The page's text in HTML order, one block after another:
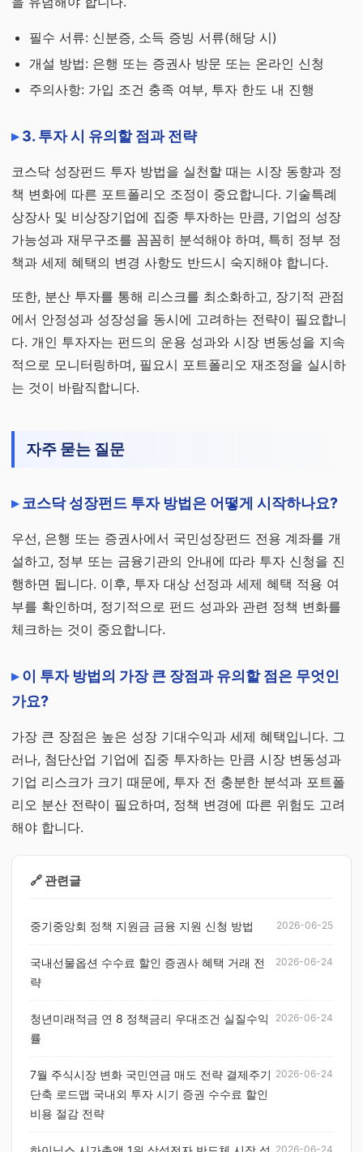
필수 서류: 신분증, 소득 증빙 서류(해당 시)
개설 방법: 은행 또는 증권사 방문 또는 온라인 신청
주의사항: 가입 조건 충족 여부, 투자 한도 내 진행
3. 투자 시 유의할 점과 전략
코스닥 성장펀드 투자 방법을 실천할 때는 시장 동향과 정
책 변화에 따른 포트폴리오 조정이 중요합니다. 기술특례
상장사 및 비상장기업에 집중 투자하는 만큼, 기업의 성장
가능성과 재무구조를 꼼꼼히 분석해야 하며, 특히 정부 정
책과 세제 혜택의 변경 사항도 반드시 숙지해야 합니다.
또한, 분산 투자를 통해 리스크를 최소화하고, 장기적 관점
에서 안정성과 성장성을 동시에 고려하는 전략이 필요합니
다. 개인 투자자는 펀드의 운용 성과와 시장 변동성을 지속
적으로 모니터링하며, 필요시 포트폴리오 재조정을 실시하
는 것이 바람직합니다.
자주 묻는 질문
코스닥 성장펀드 투자 방법은 어떻게 시작하나요?
우선, 은행 또는 증권사에서 국민성장펀드 전용 계좌를 개
설하고, 정부 또는 금융기관의 안내에 따라 투자 신청을 진
행하면 됩니다. 이후, 투자 대상 선정과 세제 혜택 적용 여
부를 확인하며, 정기적으로 펀드 성과와 관련 정책 변화를
체크하는 것이 중요합니다.
이 투자 방법의 가장 큰 장점과 유의할 점은 무엇인
가요?
가장 큰 장점은 높은 성장 기대수익과 세제 혜택입니다. 그
러나, 첨단산업 기업에 집중 투자하는 만큼 시장 변동성과
기업 리스크가 크기 때문에, 투자 전 충분한 분석과 포트폴
리오 분산 전략이 필요하며, 정책 변경에 따른 위험도 고려
해야 합니다.
🔗 관련글
중기중앙회 정책 지원금 금융 지원 신청 방법 2026-06-25
국내선물옵션 수수료 할인 증권사 혜택 거래 전
략
2026-06-24
청년미래적금 연 8 정책금리 우대조건 실질수익
률
2026-06-24
7월 주식시장 변화 국민연금 매도 전략 결제주기
단축 로드맵 국내외 투자 시기 증권 수수료 할인
비용 절감 전략
2026-06-24
2026-06-24